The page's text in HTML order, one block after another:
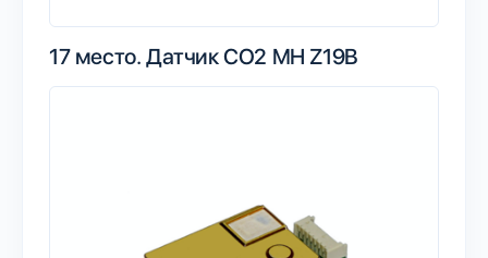
17 место. Датчик CO2 MH Z19B